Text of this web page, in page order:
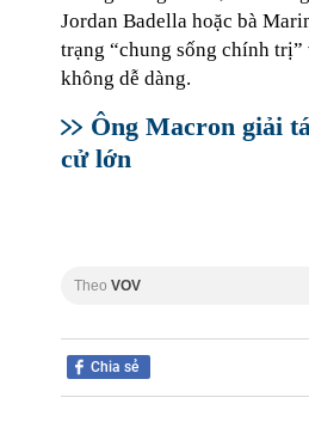
Jordan Badella hoặc bà
trạng “chung sống chính
không dễ dàng.
Ông Macron giải
cử lớn
Theo VOV
Chia sẻ